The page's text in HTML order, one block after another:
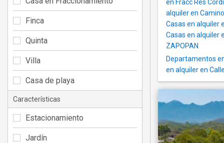
en Fracc Res
alquiler en
Casas en alquiler
Casas en alquiler
ZAPOPAN
Departamentos
en alquiler en
Finca
Quinta
Villa
Casa de playa
Características
Estacionamiento
Jardín